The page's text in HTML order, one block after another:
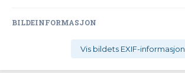
BILDEINFORMASJON
Vis bildets EXIF-informasjon